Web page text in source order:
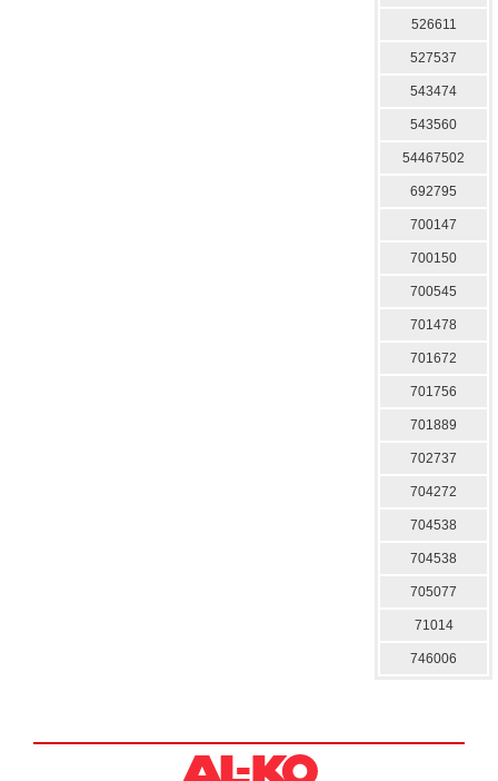
526611
527537
543474
543560
54467502
692795
700147
700150
700545
701478
701672
701756
701889
702737
704272
704538
704538
705077
71014
746006